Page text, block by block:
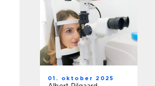
01. oktober 2025